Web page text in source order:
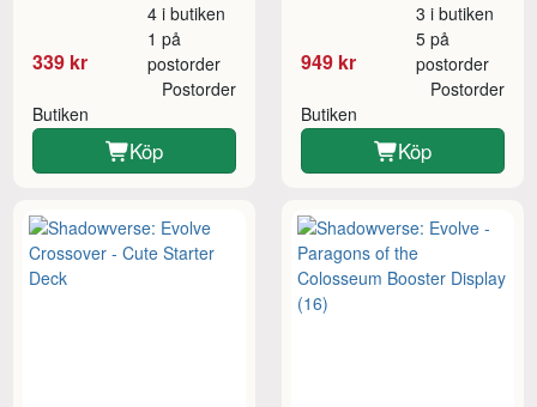
339 kr
4 i butiken
1 på
postorder
Butiken
Postorder
Köp
949 kr
3 i butiken
5 på
postorder
Butiken
Postorder
Köp